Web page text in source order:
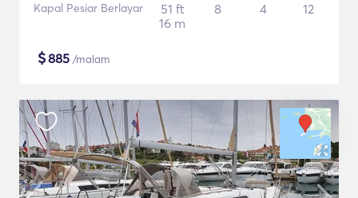
Kapal Pesiar Berlayar
51 ft
16 m
8 4 12
$885 /malam